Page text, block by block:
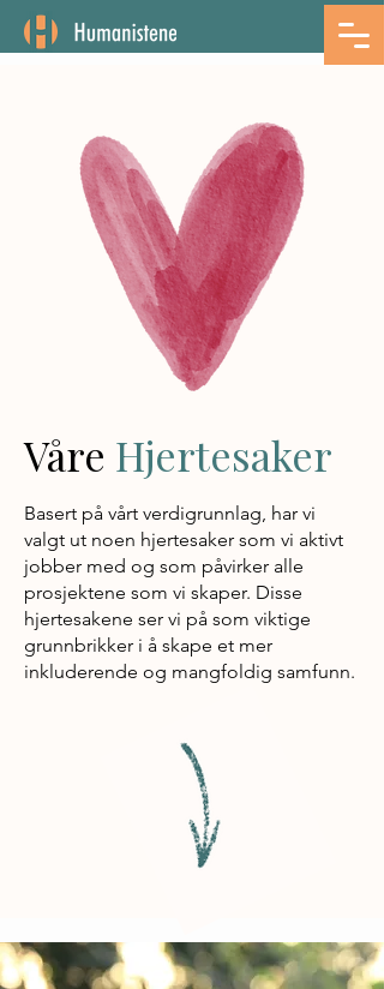
Våre Hjertesaker
Basert på vårt verdigrunnlag, har vi
valgt ut noen hjertesaker som vi aktivt
jobber med og som påvirker alle
prosjektene som vi skaper. Disse
hjertesakene ser vi på som viktige
grunnbrikker i å skape et mer
inkluderende og mangfoldig samfunn.